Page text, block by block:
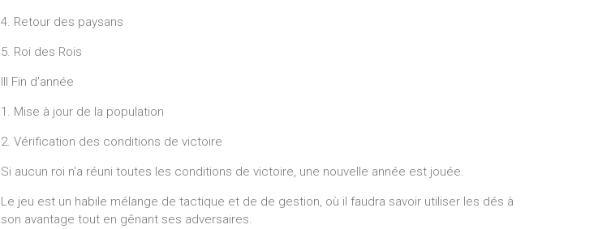
4. Retour des paysans
5. Roi des Rois
III Fin d'année
1. Mise à jour de la population
2. Vérification des conditions de victoire
Si aucun roi n'a réuni toutes les conditions de victoire, une nouvelle année est jouée.
Le jeu est un habile mélange de tactique et de de gestion, où il faudra savoir utiliser les dés à
son avantage tout en gênant ses adversaires.